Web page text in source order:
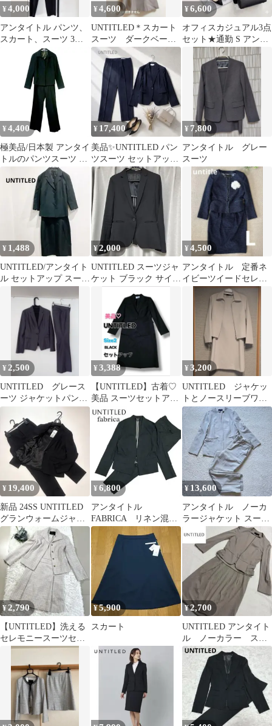
¥4,000
アンタイトル パンツ、
スカート、スーツ 3点
黒 冠婚葬祭 クリーニン
¥4,600
UNTITLED＊スカート
スーツ ダークベージ
ュ
¥6,600
オフィスカジュアル3点
セット★通勤 S アンタ
イトル ミッシェルクラ
ン 新品有
¥ 4,400
​極美品/日本製 アンタイ
トルのパンツスーツ セ
ットアップ 黒 ウール混
2/1
¥ 17,400
美品✨UNTITLED パン
ツスーツ セットアップ
ネイビー Lサイズ 3
¥ 7,800
アンタイトル グレー
スーツ
¥ 1,488
UNTITLED/アンタイト
ル セットアップ スーツ
¥2,000
UNTITLED スーツジャ
ケット ブラック サイズ
¥4,500
アンタイトル 定番ネ
イビーツイードセレモ
ニースーツ コサージ
ュおまけ付
¥2,500
UNTITLED グレース
ーツ ジャケットパンツ
セット
¥3,388
【UNTITLED】古着♡
美品 スーツセットアッ
プ 黒 M 毛100％ 日
本製
¥3,200
UNTITLED ジャケッ
トとノースリーブワン
ピース セット
¥ 19,400
新品 24SS UNTITLED
グランウォームジャー
ジ セットアップ M-L
¥ 6,800
アンタイトル
FABRICA リネン混
ノーカラー パンツス
ーツ セットアップ
¥ 13,600
アンタイトル ノーカ
ラージャケット スーツ
セットアップ ベージ
ュ 大きいサイズ
¥2,790
【UNTITLED】洗える
セレモニースーツセッ
ト ワンピース ジャケッ
¥5,900
スカート
¥2,700
UNTITLED アンタイト
ル ノーカラー スカ
ートスーツ セットア
ップ M